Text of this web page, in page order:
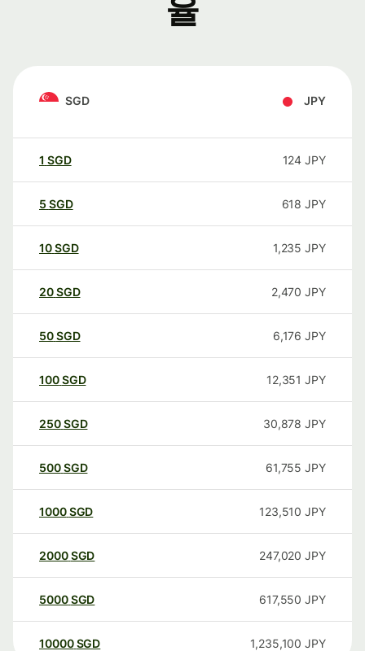
율
SGD JPY
1 SGD 124 JPY
5 SGD 618 JPY
10SGD 1,235 JPY
20SGD 2,470 JPY
50SGD 6,176 JPY
100SGD 12,351 JPY
250SGD 30,878 JPY
500SGD 61,755 JPY
1000SGD 123,510 JPY
2000SGD 247,020 JPY
5000SGD 617,550 JPY
10000 SGD 1,235,100 JPY